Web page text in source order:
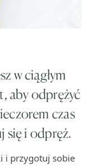
w ciągłym
aby odprężyć
czas
się i odpręż.
i przygotuj sobie